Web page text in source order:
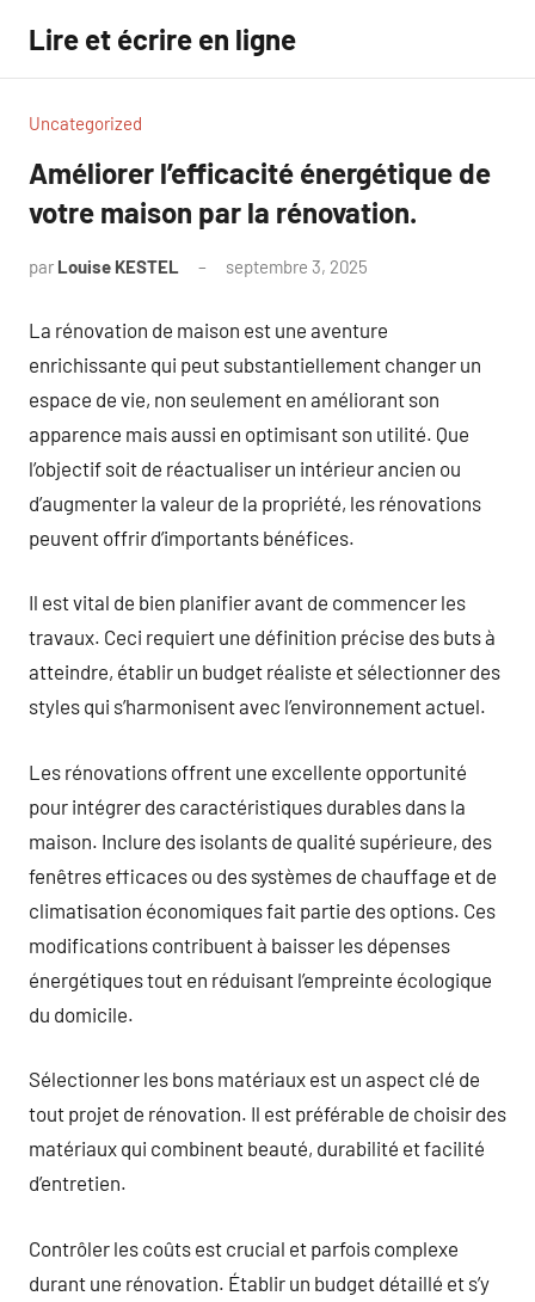
contenu
Lire et écrire en ligne
Uncategorized
Améliorer l’efficacité énergétique de
votre maison par la rénovation.
par Louise KESTEL septembre 3, 2025
La rénovation de maison est une aventure
enrichissante qui peut substantiellement changer un
espace de vie, non seulement en améliorant son
apparence mais aussi en optimisant son utilité. Que
l’objectif soit de réactualiser un intérieur ancien ou
d’augmenter la valeur de la propriété, les rénovations
peuvent offrir d’importants bénéfices.
Il est vital de bien planifier avant de commencer les
travaux. Ceci requiert une définition précise des buts à
atteindre, établir un budget réaliste et sélectionner des
styles qui s’harmonisent avec l’environnement actuel.
Les rénovations offrent une excellente opportunité
pour intégrer des caractéristiques durables dans la
maison. Inclure des isolants de qualité supérieure, des
fenêtres efficaces ou des systèmes de chauffage et de
climatisation économiques fait partie des options. Ces
modifications contribuent à baisser les dépenses
énergétiques tout en réduisant l’empreinte écologique
du domicile.
Sélectionner les bons matériaux est un aspect clé de
tout projet de rénovation. Il est préférable de choisir des
matériaux qui combinent beauté, durabilité et facilité
d’entretien.
Contrôler les coûts est crucial et parfois complexe
durant une rénovation. Établir un budget détaillé et s’y